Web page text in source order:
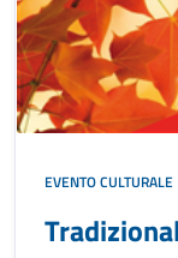
EVENTO CULTURALE